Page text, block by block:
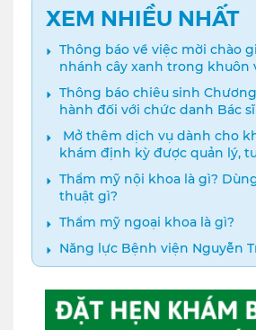
XEM NHIỀU NHẤT
Thông báo về việc mời chào
nhánh cây xanh trong khuôn
Thông báo chiêu sinh
hành đối với chức danh Bác
dưỡng năm 2024
Mở thêm dịch vụ dành cho
khám định kỳ được quản lý,
Thẩm mỹ nội khoa là gì?
thuật gì?
Thẩm mỹ ngoại khoa là gì?
Năng lực Bệnh viện Nguyễn